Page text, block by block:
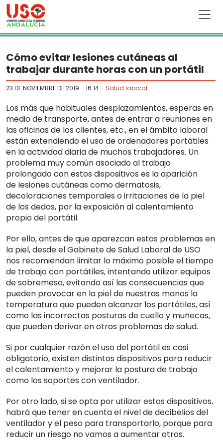
Skip to main content
Cómo evitar lesiones cutáneas al
trabajar durante horas con un portátil
23 DE NOVIEMBRE DE 2019 - 16:14- Salud laboral
Los más que habituales desplazamientos, esperas en
medio de transporte, antes de entrar a reuniones en
las oficinas de los clientes, etc., en el ámbito laboral
están extendiendo el uso de ordenadores portátiles
en la actividad diaria de muchos trabajadores. Un
problema muy común asociado al trabajo
prolongado con estos dispositivos es la aparición
de lesiones cutáneas como dermatosis,
decoloraciones temporales o irritaciones de la piel
de los dedos, por la exposición al calentamiento
propio del portátil.
Por ello, antes de que aparezcan estos problemas en
la piel, desde el Gabinete de Salud Laboral de USO
nos recomiendan limitar lo máximo posible el tiempo
de trabajo con portátiles, intentando utilizar equipos
de sobremesa, evitando así las consecuencias que
pueden provocar en la piel de nuestras manos la
temperatura que pueden alcanzar los portátiles, así
como las incorrectas posturas de cuello y muñecas,
que pueden derivar en otros problemas de salud.
Si por cualquier razón el uso del portátil es casi
obligatorio, existen distintos dispositivos para reducir
el calentamiento y mejorar la postura de trabajo
como los soportes con ventilador.
Por otro lado, si se opta por utilizar estos dispositivos,
habrá que tener en cuenta el nivel de decibelios del
ventilador y el peso para transportarlo, porque para
reducir un riesgo no vamos a aumentar otros.